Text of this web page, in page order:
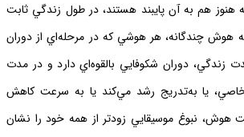
هم به آن پايبند هستند، در طول زندگي ثابت
هوش چندگانه، هر هوشي كه در مرحله‌اي از دوران
زندگي، دوران شكوفايي بالقوه‌اي دارد و در مدت
يا به‌تدريج رشد مي‌كند يا به سرعت كاهش
هوش، نبوغ موسيقايي زودتر از همه خود را نشان